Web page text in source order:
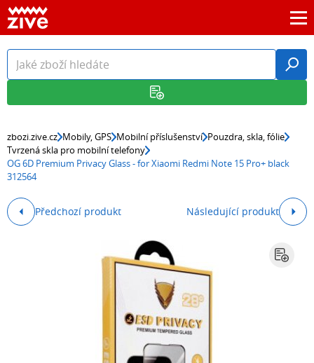
zbozi.zive.cz Mobily, GPS Mobilní příslušenství Pouzdra, skla, fólie
Tvrzená skla pro mobilní telefony
OG 6D Premium Privacy Glass - for Xiaomi Redmi Note 15 Pro+ black
312564
Předchozí produkt Následující produkt